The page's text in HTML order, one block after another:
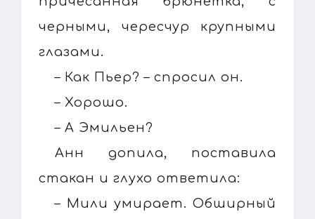
черными, чересчур крупными
глазами.
– Как Пьер? – спросил он.
– Хорошо.
– А Эмильен?
Анн допила, поставила
стакан и глухо ответила:
– Мили умирает. Обширный